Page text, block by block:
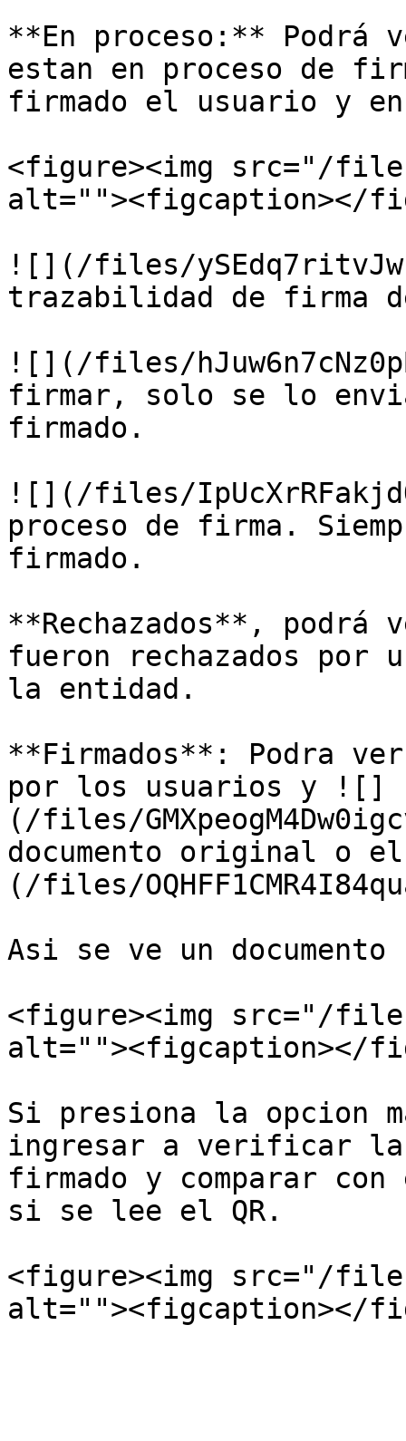
**En proceso:** Podrá
estan en proceso de
firmado el usuario y
<figure><img src="/files/
alt=""><figcaption></
![](/files/
trazabilidad de firma
![](/files/
firmar, solo se lo
firmado.
![](/files/
proceso de firma.
firmado.
**Rechazados**, podrá
fueron rechazados por
la entidad.
**Firmados**: Podra
por los usuarios y ![]
(/files/
documento original o
(/files/
Asi se ve un
<figure><img src="/
alt=""><figcaption></
Si presiona la opcion
ingresar a verificar la
firmado y comparar
si se lee el QR.
<figure><img src="/files/